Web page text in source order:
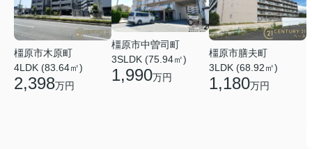
橿原市木原町
4LDK (83.64㎡)
2,398万円
橿原市中曽司町
3SLDK (75.94㎡)
1,990万円
橿原市膳夫町
3LDK (68.92㎡)
1,180万円